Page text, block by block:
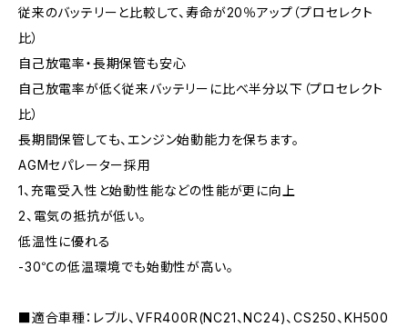
従来のバッテリーと比較して、寿命が20％アップ（プロセレクト
比）
自己放電率・長期保管も安心
自己放電率が低く従来バッテリーに比べ半分以下（プロセレクト
比）
長期間保管しても、エンジン始動能力を保ちます。
AGMセパレーター採用
1、充電受入性と始動性能などの性能が更に向上
2、電気の抵抗が低い。
低温性に優れる
-30℃の低温環境でも始動性が高い。
■適合車種：レブル、VFR400R(NC21、NC24)、CS250、KH500